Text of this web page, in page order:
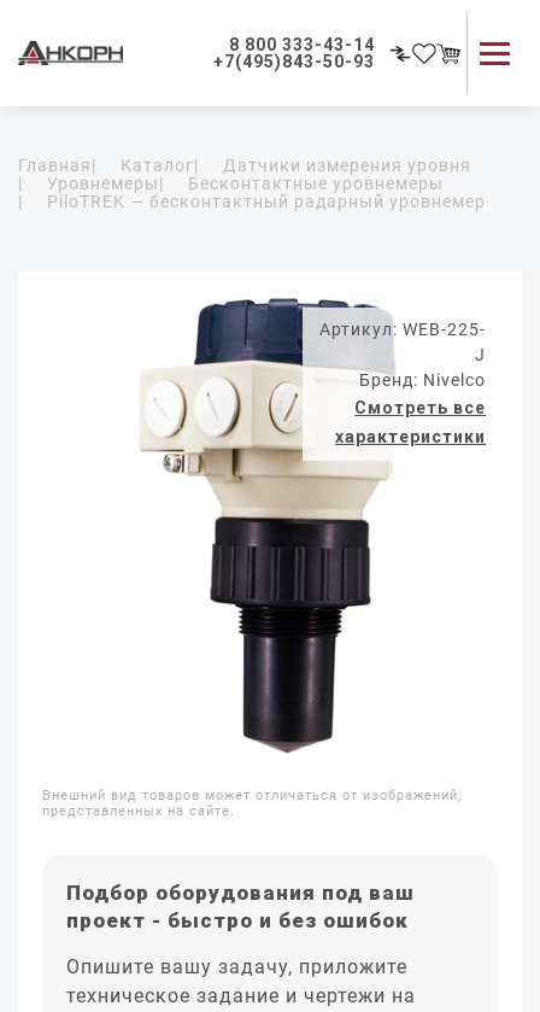
8 800 333-43-14
+7(495)843-50-93
Применение приборов
Как мы работаем
Главная| Каталог|
Датчики измерения уровня
|
Уровнемеры|
Бесконтактные уровнемеры
|
PiloTREK — бесконтактный радарный уровнемер
Артикул: WEB-225-
J
Бренд: Nivelco
Смотреть все
характеристики
Внешний вид товаров может отличаться от изображений,
представленных на сайте.
Подбор оборудования под ваш
проект - быстро и без ошибок
Опишите вашу задачу, приложите
техническое задание и чертежи на